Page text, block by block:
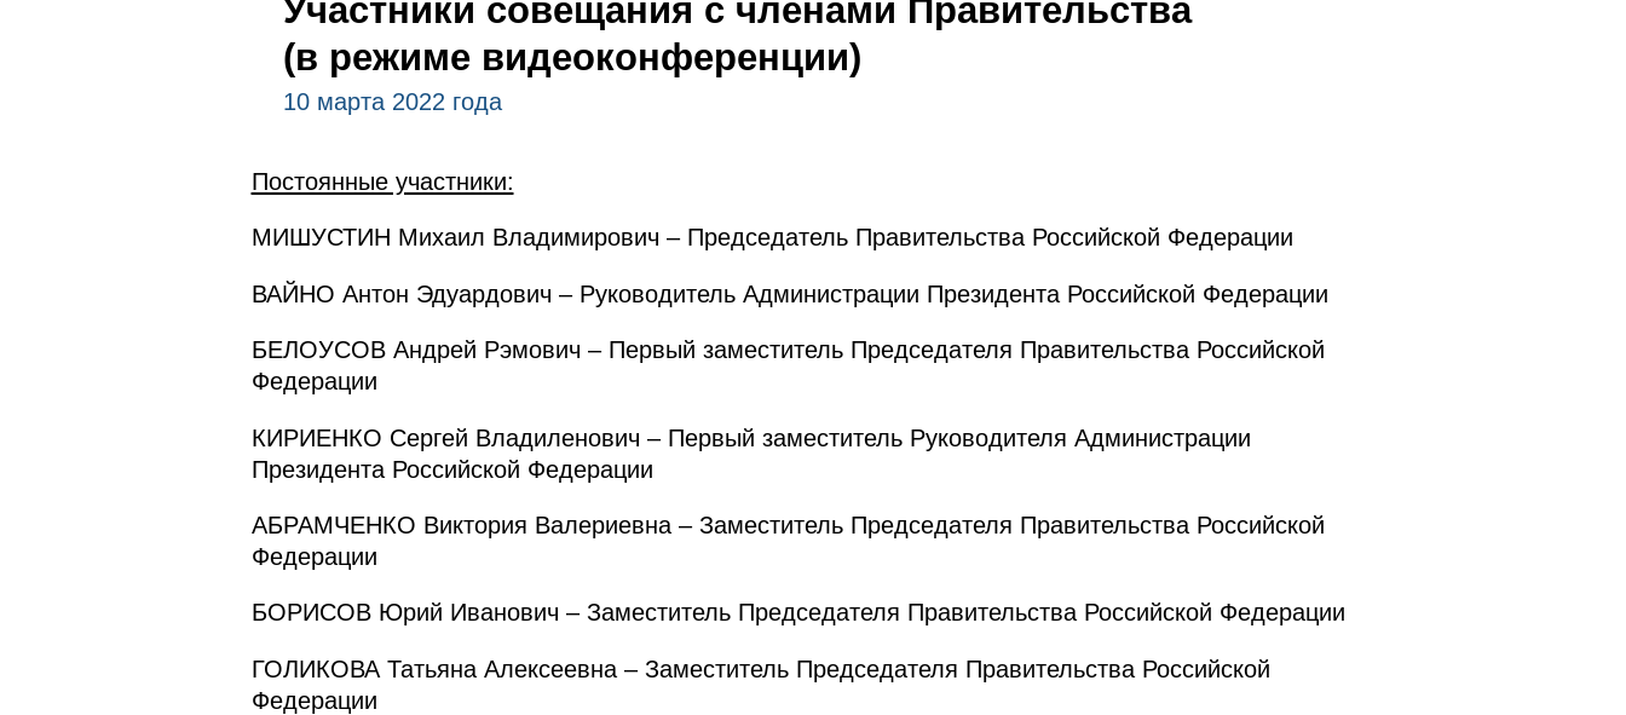
Участники совещания с членами Правительства
(в режиме видеоконференции)
10 марта 2022 года
Постоянные участники:
МИШУСТИН Михаил Владимирович – Председатель Правительства Российской Федерации
ВАЙНО Антон Эдуардович – Руководитель Администрации Президента Российской Федерации
БЕЛОУСОВ Андрей Рэмович – Первый заместитель Председателя Правительства Российской
Федерации
КИРИЕНКО Сергей Владиленович – Первый заместитель Руководителя Администрации
Президента Российской Федерации
АБРАМЧЕНКО Виктория Валериевна – Заместитель Председателя Правительства Российской
Федерации
БОРИСОВ Юрий Иванович – Заместитель Председателя Правительства Российской Федерации
ГОЛИКОВА Татьяна Алексеевна – Заместитель Председателя Правительства Российской
Федерации